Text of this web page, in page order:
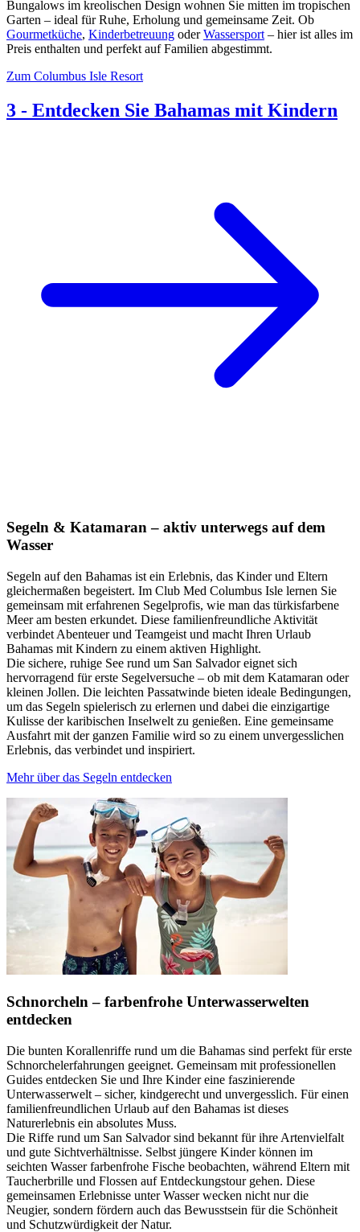
Bungalows im kreolischen Design wohnen Sie mitten im tropischen
Garten – ideal für Ruhe, Erholung und gemeinsame Zeit. Ob
Gourmetküche, Kinderbetreuung oderWassersport – hier ist alles im
Preis enthalten und perfekt auf Familien abgestimmt.
Zum Columbus Isle Resort
3 - Entdecken Sie Bahamas mit Kindern
Segeln & Katamaran – aktiv unterwegs auf dem
Wasser
Segeln auf den Bahamas ist ein Erlebnis, das Kinder und Eltern
gleichermaßen begeistert. Im Club Med Columbus Isle lernen Sie
gemeinsam mit erfahrenen Segelprofis, wie man das türkisfarbene
Meer am besten erkundet. Diese familienfreundliche Aktivität
verbindet Abenteuer und Teamgeist und macht Ihren Urlaub
Bahamas mit Kindern zu einem aktiven Highlight.
Die sichere, ruhige See rund um San Salvador eignet sich
hervorragend für erste Segelversuche – ob mit dem Katamaran oder
kleinen Jollen. Die leichten Passatwinde bieten ideale Bedingungen,
um das Segeln spielerisch zu erlernen und dabei die einzigartige
Kulisse der karibischen Inselwelt zu genießen. Eine gemeinsame
Ausfahrt mit der ganzen Familie wird so zu einem unvergesslichen
Erlebnis, das verbindet und inspiriert.
Mehr über das Segeln entdecken
Schnorcheln – farbenfrohe Unterwasserwelten
entdecken
Die bunten Korallenriffe rund um die Bahamas sind perfekt für erste
Schnorchelerfahrungen geeignet. Gemeinsam mit professionellen
Guides entdecken Sie und Ihre Kinder eine faszinierende
Unterwasserwelt – sicher, kindgerecht und unvergesslich. Für einen
familienfreundlichen Urlaub auf den Bahamas ist dieses
Naturerlebnis ein absolutes Muss.
Die Riffe rund um San Salvador sind bekannt für ihre Artenvielfalt
und gute Sichtverhältnisse. Selbst jüngere Kinder können im
seichten Wasser farbenfrohe Fische beobachten, während Eltern mit
Taucherbrille und Flossen auf Entdeckungstour gehen. Diese
gemeinsamen Erlebnisse unter Wasser wecken nicht nur die
Neugier, sondern fördern auch das Bewusstsein für die Schönheit
und Schutzwürdigkeit der Natur.